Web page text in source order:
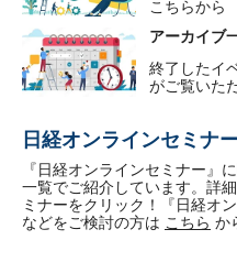
こちらから
アーカイブ
終了したイ
がご覧いた
日経オンラインセミナ
『日経オンラインセミナー』
一覧でご紹介しています。詳
ミナーをクリック！『日経オ
などをご検討の方は こちら か